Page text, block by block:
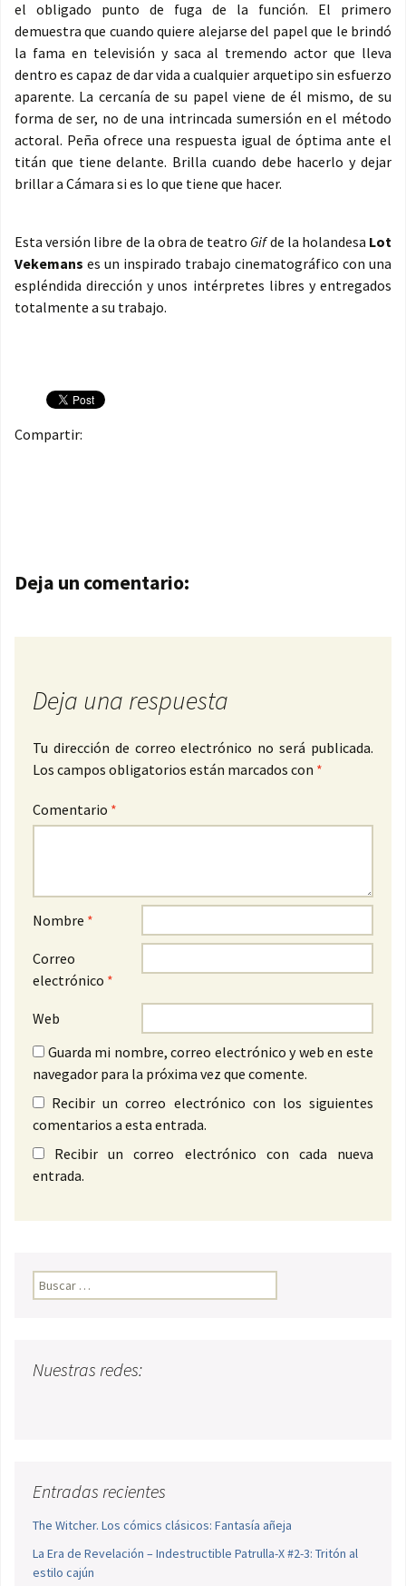
el obligado punto de fuga de la función. El primero
demuestra que cuando quiere alejarse del papel que le brindó
la fama en televisión y saca al tremendo actor que lleva
dentro es capaz de dar vida a cualquier arquetipo sin esfuerzo
aparente. La cercanía de su papel viene de él mismo, de su
forma de ser, no de una intrincada sumersión en el método
actoral. Peña ofrece una respuesta igual de óptima ante el
titán que tiene delante. Brilla cuando debe hacerlo y dejar
brillar a Cámara si es lo que tiene que hacer.
Esta versión libre de la obra de teatro Gifde la holandesa Lot
Vekemans es un inspirado trabajo cinematográfico con una
espléndida dirección y unos intérpretes libres y entregados
totalmente a su trabajo.
Compartir:
Navegación de entradas
Deja un comentario:
Deja una respuesta
Tu dirección de correo electrónico no será publicada.
Los campos obligatorios están marcados con *
Comentario *
Nombre *
Correo
electrónico *
Web
Guarda mi nombre, correo electrónico y web en este
navegador para la próxima vez que comente.
Recibir un correo electrónico con los siguientes
comentarios a esta entrada.
Recibir un correo electrónico con cada nueva
entrada.
Buscar:
Nuestras redes:
Entradas recientes
The Witcher. Los cómics clásicos: Fantasía añeja
La Era de Revelación – Indestructible Patrulla-X #2-3: Tritón al
estilo cajún